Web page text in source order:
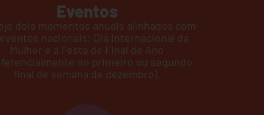
Eventos
dois momentos anuais alinhados com
nacionais: Dia Internacional da
Mulher e a Festa de Final de Ano
no primeiro ou segundo
final de semana de dezembro).